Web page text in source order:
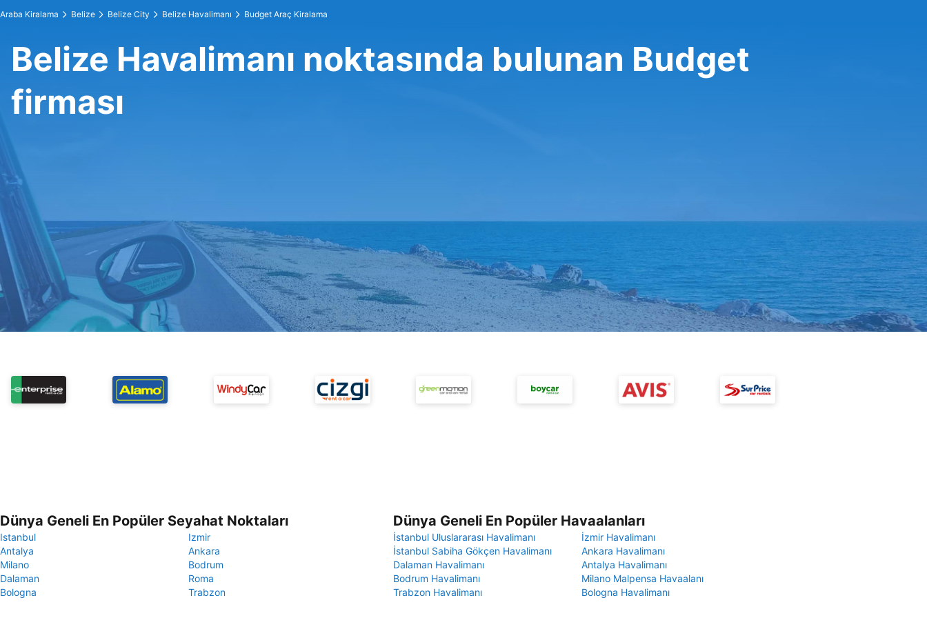
Araba Kiralama Belize Belize City Belize Havalimanı Budget Araç Kiralama
Belize Havalimanı noktasında bulunan Budget
firması
Dünya Geneli En Popüler Seyahat Noktaları
Istanbul
Izmir
Antalya
Ankara
Milano
Bodrum
Dalaman
Roma
Bologna
Trabzon
Dünya Geneli En Popüler Havaalanları
İstanbul Uluslararası Havalimanı
İzmir Havalimanı
İstanbul Sabiha Gökçen Havalimanı
Ankara Havalimanı
Dalaman Havalimanı
Antalya Havalimanı
Bodrum Havalimanı
Milano Malpensa Havaalanı
Trabzon Havalimanı
Bologna Havalimanı